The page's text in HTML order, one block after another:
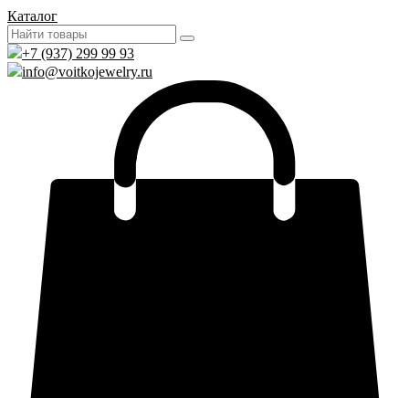
Каталог
+7 (937) 299 99 93
info@voitkojewelry.ru